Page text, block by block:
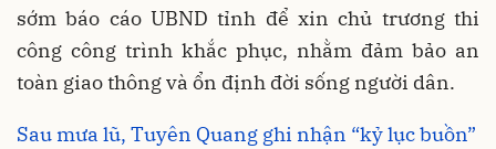
sớm báo cáo UBND tỉnh để xin chủ trương thi
công công trình khắc phục, nhằm đảm bảo an
toàn giao thông và ổn định đời sống người dân.
Sau mưa lũ, Tuyên Quang ghi nhận “kỷ lục buồn”